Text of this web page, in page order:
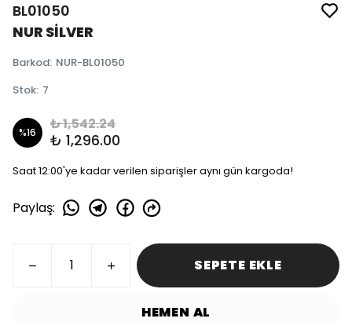
BL01050
NUR SİLVER
Barkod: NUR-BL01050
Stok: 7
%16 ₺ 1,542.24
₺ 1,296.00
Saat 12:00'ye kadar verilen siparişler aynı gün kargoda!
Paylaş:
SEPETE EKLE
HEMEN AL